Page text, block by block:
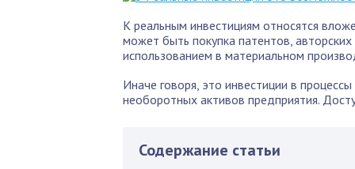
К реальным инвестициям относятся
может быть покупка патентов,
использованием в материальном
Иначе говоря, это инвестиции в
необоротных активов предприятия.
Содержание статьи